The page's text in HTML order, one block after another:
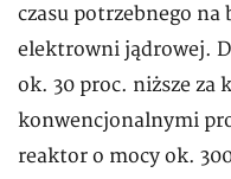
czasu potrzebnego
elektrowni jądrowej.
ok. 30 proc. niższe za
konwencjonalnymi
reaktor o mocy ok.